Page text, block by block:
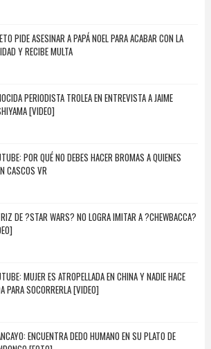
PIDE ASESINAR A PAPÁ NOEL PARA ACABAR CON LA
Y RECIBE MULTA
PERIODISTA TROLEA EN ENTREVISTA A JAIME
[VIDEO]
POR QUÉ NO DEBES HACER BROMAS A QUIENES
CASCOS VR
DE ?STAR WARS? NO LOGRA IMITAR A ?CHEWBACCA?
MUJER ES ATROPELLADA EN CHINA Y NADIE HACE
PARA SOCORRERLA [VIDEO]
ENCUENTRA DEDO HUMANO EN SU PLATO DE